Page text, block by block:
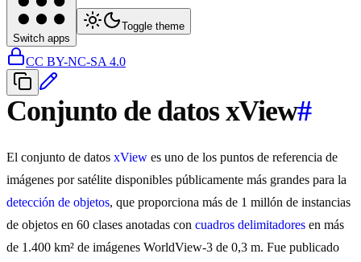
Switch apps
Toggle theme
CC BY-NC-SA 4.0
Conjunto de datos xView#
El conjunto de datos xView es uno de los puntos de referencia de
imágenes por satélite disponibles públicamente más grandes para la
detección de objetos, que proporciona más de 1 millón de instancias
de objetos en 60 clases anotadas con cuadros delimitadores en más
de 1.400 km² de imágenes WorldView-3 de 0,3 m. Fue publicado